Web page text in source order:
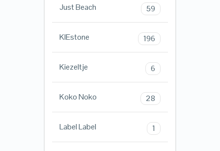
Just Beach 59
KIEstone 196
Kiezeltje 6
Koko Noko 28
Label Label 1